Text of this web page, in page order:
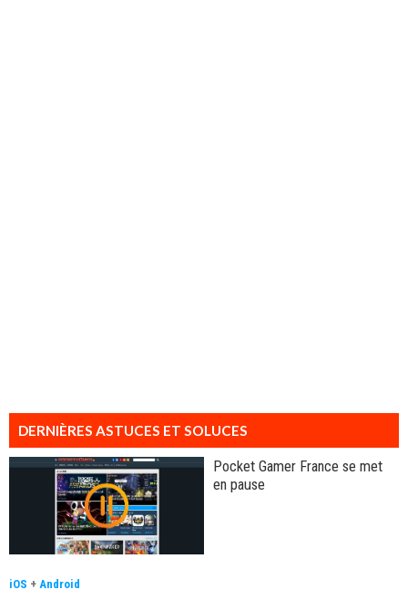
DERNIÈRES ASTUCES ET SOLUCES
Pocket Gamer France se met
en pause
iOS + Android